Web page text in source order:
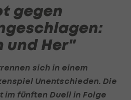
gegen
und Her"
sich in einem
Unentschieden. Die
im fünften Duell in Folge